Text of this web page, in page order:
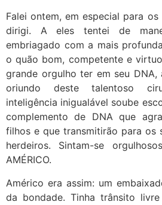
Falei ontem, em especial para
dirigi. A eles tentei de
embriagado com a mais
o quão bom, competente e
grande orgulho ter em seu
oriundo deste talentoso
inteligência inigualável soube
complemento de DNA que
filhos e que transmitirão para os
herdeiros. Sintam-se
AMÉRICO.
Américo era assim: um
da bondade. Tinha trânsito